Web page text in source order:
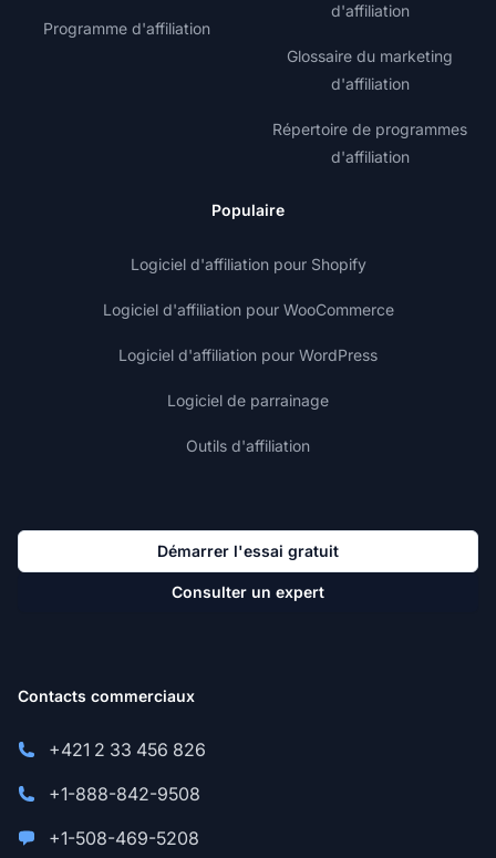
Programme d'affiliation
d'affiliation
Glossaire du marketing
d'affiliation
Répertoire de programmes
d'affiliation
Populaire
Logiciel d'affiliation pour Shopify
Logiciel d'affiliation pour WooCommerce
Logiciel d'affiliation pour WordPress
Logiciel de parrainage
Outils d'affiliation
Démarrer l'essai gratuit
Consulter un expert
Contacts commerciaux
+421 2 33 456 826
+1-888-842-9508
+1-508-469-5208